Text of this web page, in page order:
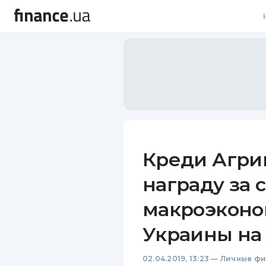
Креди
награду за
Украины на
02.04.2019, 13:23 — Личные